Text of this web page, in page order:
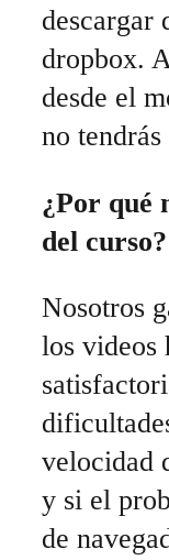
descargar
dropbox.
desde el
no
¿Por qué
del curso?
Nosotros
los videos
velocidad
y si el
de